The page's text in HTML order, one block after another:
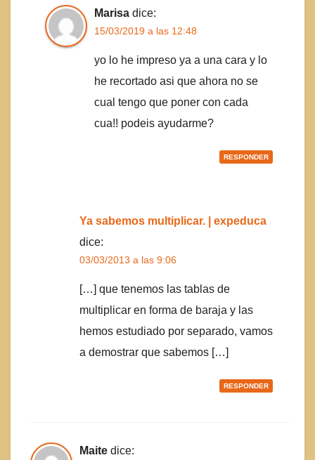
Marisa dice:
15/03/2019 a las 12:48
yo lo he impreso ya a una cara y lo
he recortado asi que ahora no se
cual tengo que poner con cada
cua!! podeis ayudarme?
RESPONDER
Ya sabemos multiplicar. | expeduca
dice:
03/03/2013 a las 9:06
[…] que tenemos las tablas de
multiplicar en forma de baraja y las
hemos estudiado por separado, vamos
a demostrar que sabemos […]
RESPONDER
Maite dice: